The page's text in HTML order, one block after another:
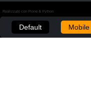
Realizzato con Plone & Python
Default Mobile